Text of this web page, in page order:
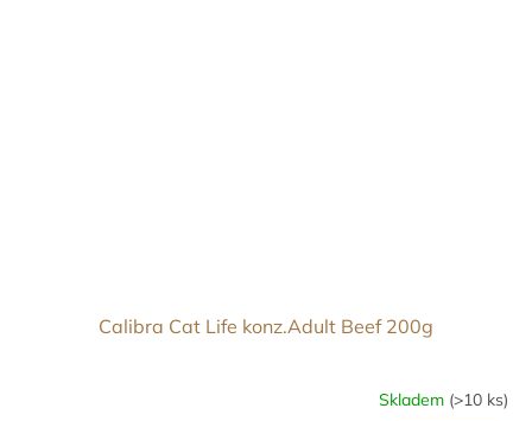
Calibra Cat Life konz.Adult Beef 200g
Skladem (>10 ks)